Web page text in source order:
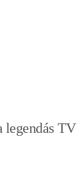
legendás TV